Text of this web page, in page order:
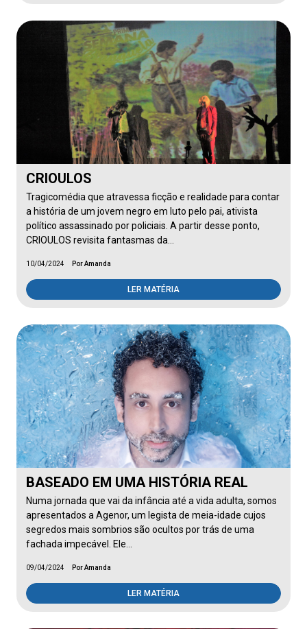
CRIOULOS
Tragicomédia que atravessa ficção e realidade para contar
a história de um jovem negro em luto pelo pai, ativista
político assassinado por policiais. A partir desse ponto,
CRIOULOS revisita fantasmas da…
10/04/2024 Por Amanda
LER MATÉRIA
BASEADO EM UMA HISTÓRIA REAL
Numa jornada que vai da infância até a vida adulta, somos
apresentados a Agenor, um legista de meia-idade cujos
segredos mais sombrios são ocultos por trás de uma
fachada impecável. Ele…
09/04/2024 Por Amanda
LER MATÉRIA